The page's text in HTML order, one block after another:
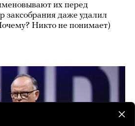
их перед
заксобрания даже удалил
Никто не понимает)